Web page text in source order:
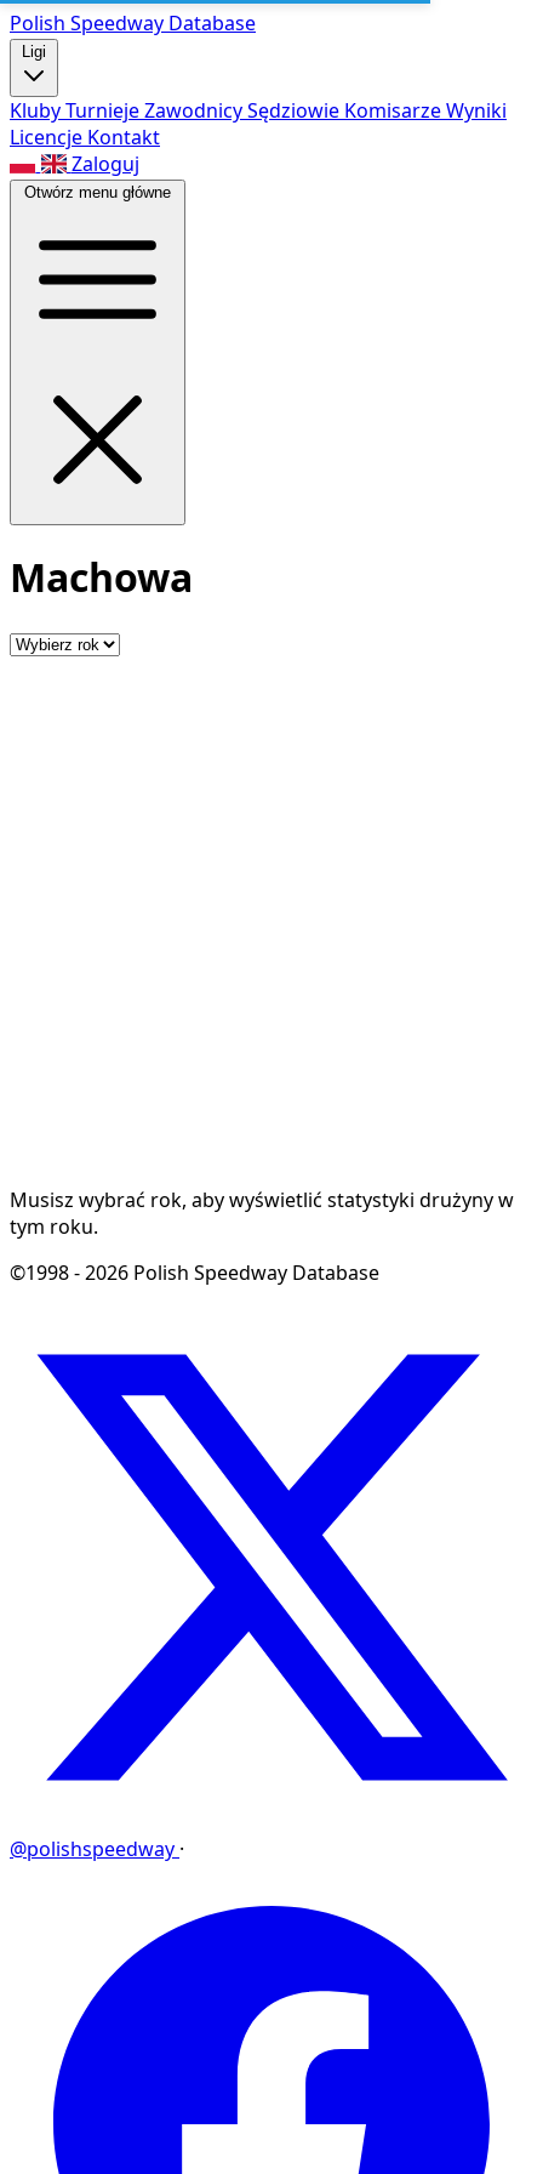
Polish Speedway Database
Ligi
KlubyTurniejeZawodnicySędziowie KomisarzeWyniki
Licencje Kontakt
Zaloguj
Otwórz menu główne
Machowa
Musisz wybrać rok, aby wyświetlić statystyki drużyny w
tym roku.
©1998 - 2026 Polish Speedway Database
@polishspeedway ·